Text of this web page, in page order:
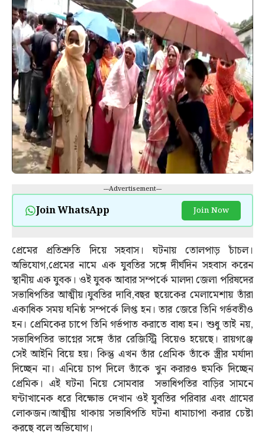
---Advertisement---
Join WhatsApp Join Now
প্রেমের প্রতিশ্রুতি দিয়ে সহবাস। ঘটনায় তোলপাড় চাঁচল।
অভিযোগ,প্রেমের নামে এক যুবতির সঙ্গে দীর্ঘদিন সহবাস করেন
স্থানীয় এক যুবক। ওই যুবক আবার সম্পর্কে মালদা জেলা পরিষদের
সভাধিপতির আত্মীয়।যুবতির দাবি,বছর ছয়েকের মেলামেশায় তাঁরা
একাধিক সময় ঘনিষ্ঠ সম্পর্কে লিপ্ত হন। তার জেরে তিনি গর্ভবতীও
হন। প্রেমিকের চাপে তিনি গর্ভপাত করাতে বাধ্য হন। শুধু তাই নয়,
সভাধিপতির ভাগ্নের সঙ্গে তাঁর রেজিস্ট্রি বিয়েও হয়েছে। রায়গঞ্জে
সেই আইনি বিয়ে হয়। কিন্তু এখন তাঁর প্রেমিক তাঁকে স্ত্রীর মর্যাদা
দিচ্ছেন না। এনিয়ে চাপ দিলে তাঁকে খুন করারও হুমকি দিচ্ছেন
প্রেমিক। এই ঘটনা নিয়ে সোমবার সভাধিপতির বাড়ির সামনে
ঘন্টাখানেক ধরে বিক্ষোভ দেখান ওই যুবতির পরিবার এবং গ্রামের
লোকজন।আত্মীয় থাকায় সভাধিপতি ঘটনা ধামাচাপা করার চেষ্টা
করছে বলে অভিযোগ।